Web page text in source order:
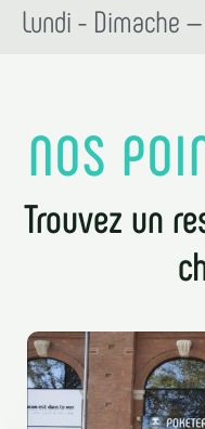
Lundi - Dimache —
NOS
Trouvez un